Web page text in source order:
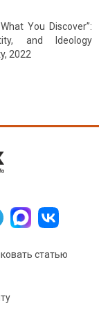
You Discover”:
and Ideology
2022
статью